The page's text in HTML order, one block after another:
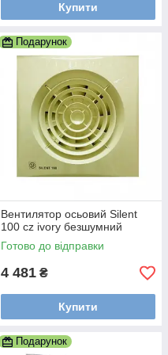
Купити
Подарунок
Вентилятор осьовий Silent
100 cz ivory безшумний
Готово до відправки
4 481 ₴
Купити
Подарунок